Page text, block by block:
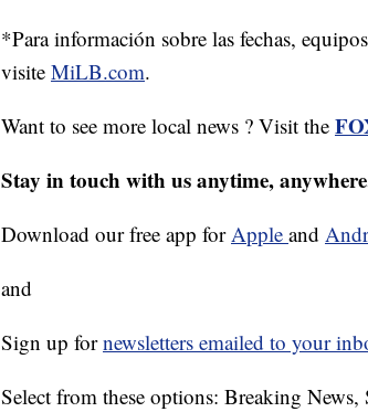
*Para información sobre las fechas,
visite MiLB.com.
Want to see more local news ? Visit the
Stay in touch with us anytime,
Download our free app forApple and
and
Sign up fornewsletters emailed to your
Select from these options: Breaking